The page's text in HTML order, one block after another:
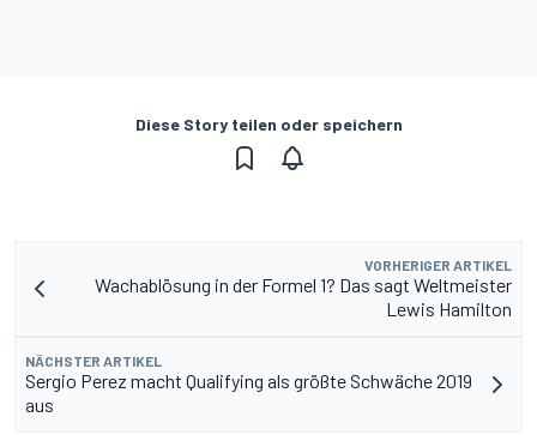
Diese Story teilen oder speichern
VORHERIGER ARTIKEL
Wachablösung in der Formel 1? Das sagt Weltmeister
Lewis Hamilton
NÄCHSTER ARTIKEL
Sergio Perez macht Qualifying als größte Schwäche 2019
aus